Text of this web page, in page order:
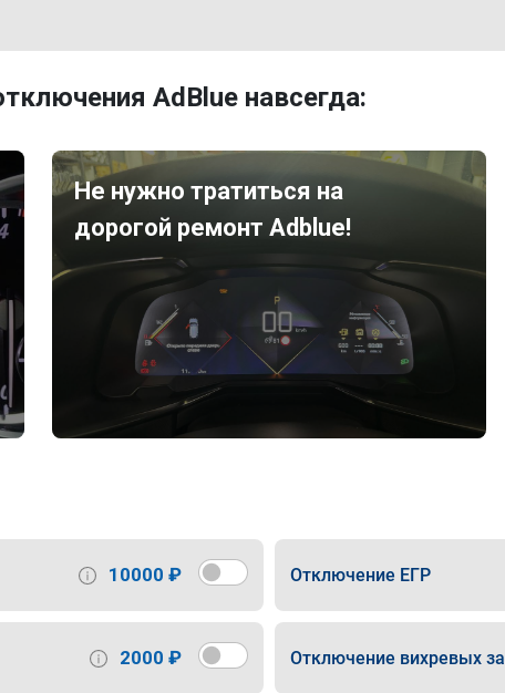
AdBlue навсегда:
Не нужно тратиться на
дорогой ремонт Adblue!
10000 ₽ Отключение ЕГР
2000 ₽ Отключение вихревых